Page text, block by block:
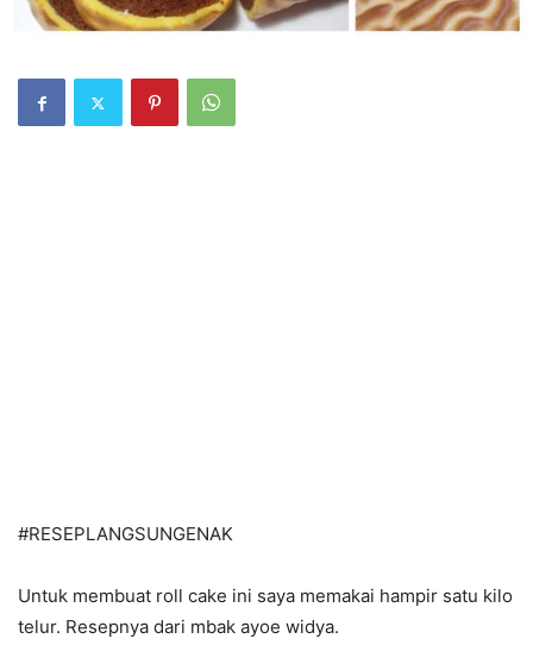
#RESEPLANGSUNGENAK
Untuk membuat roll cake ini saya memakai hampir satu kilo
telur. Resepnya dari mbak ayoe widya.